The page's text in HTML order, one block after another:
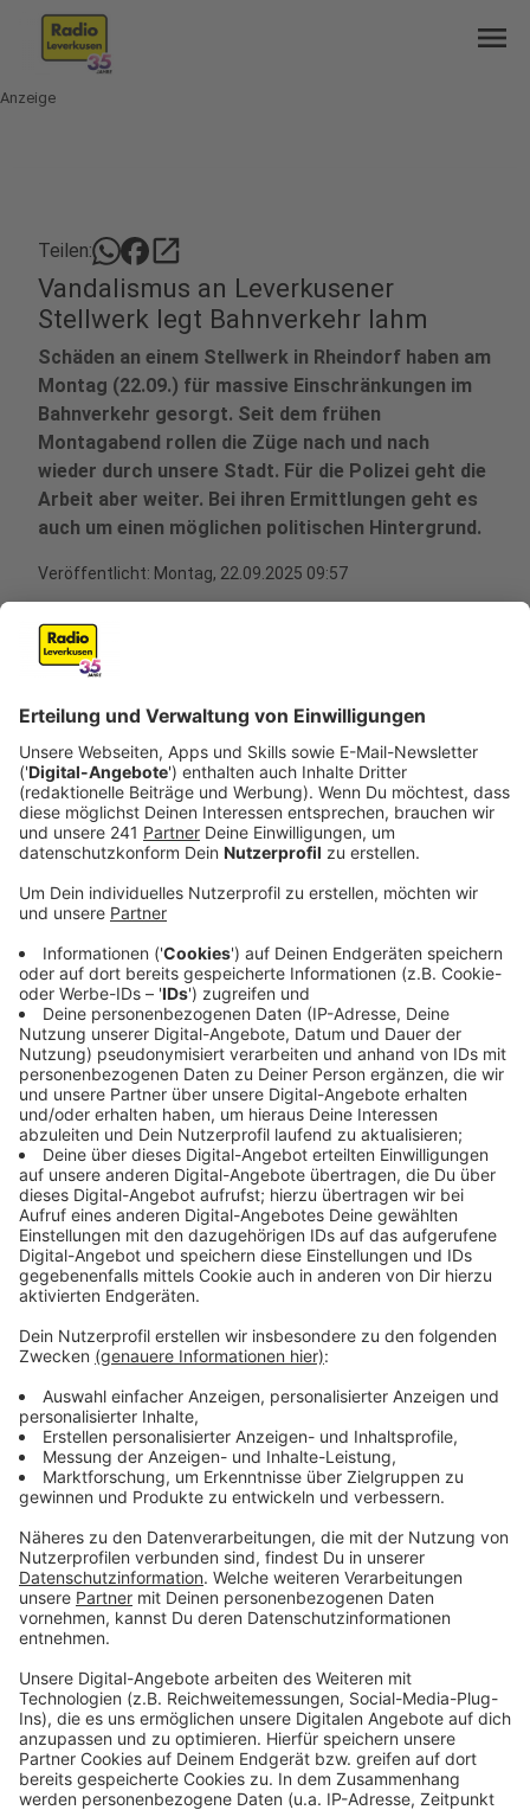
menu
Anzeige
Teilen: open_in_new
Vandalismus an Leverkusener
Stellwerk legt Bahnverkehr lahm
Schäden an einem Stellwerk in Rheindorf haben am
Montag (22.09.) für massive Einschränkungen im
Bahnverkehr gesorgt. Seit dem frühen
Montagabend rollen die Züge nach und nach
wieder durch unsere Stadt. Für die Polizei geht die
Arbeit aber weiter. Bei ihren Ermittlungen geht es
auch um einen möglichen politischen Hintergrund.
Veröffentlicht: Montag, 22.09.2025 09:57
Anzeige
Ein Akt von Vandalismus hat am Montag (22.09.) den
Bahnverkehr in Leverkusen lahmgelegt. Unbekannte
haben in einem Stellwerk in Rheindorf Kabel
durchtrennt. Das berichtet die Polizei auf RL-
Nachfrage. Sie sucht dringend Zeugen, die in der
Nacht gegen 01:15 Uhr im Bereich der Masurenstraße
etwas mitbekommen haben könnten. Zeugen können
sich unter der 0221 - 229 0 oder per E-Mail an
poststelle.koeln@polizei.nrw.de an die Polizei wenden.
Anzeige
Staatsschutz ermittelt
Anzeige
Bei der Frage des Motivs geht es auch um einen
möglichen politisch motivierten Hintergrund. Das hat
die Polizei am Nachmittag mitgeteilt. Deswegen
ermittelt der dafür zuständige Staatsschutz. Im
gegeben. Zwischen Düsseldorf und Duisburg hatte
Kabelbrände für große Probleme im Bahnverkehr
gesorgt. Später bekannte sich eine
linksextremistische Gruppe zu den Taten. Ob sie
tatsächlich dafür verantwortlich war, wird noch
ermittelt.
Anzeige
Auswirkungen auf den Bahnverkehr bis in den
Abend
Anzeige
Seit dem Mittag war die Bahn dabei, die Schäden zu
reparieren. Sie musste zunächst die Beweisaufnahme